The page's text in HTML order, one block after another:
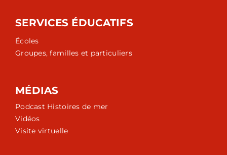
SERVICES ÉDUCATIFS
Écoles
Groupes, familles et particuliers
MÉDIAS
Podcast Histoires de mer
Vidéos
Visite virtuelle